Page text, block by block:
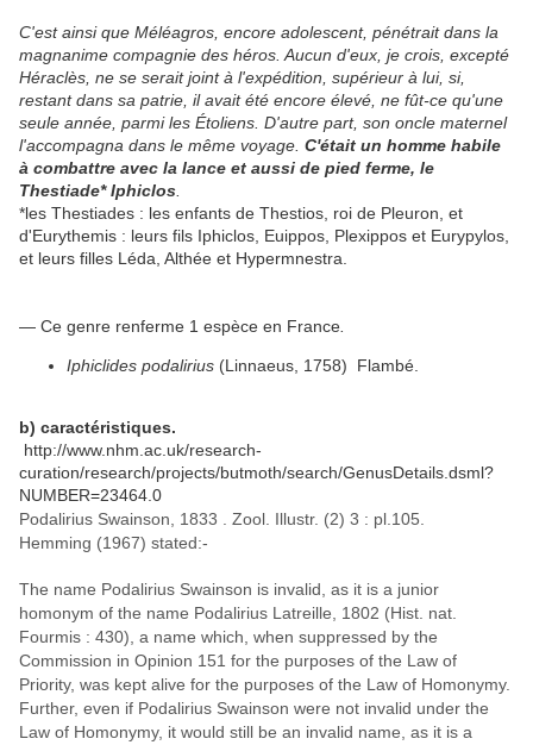
C'est ainsi que Méléagros, encore adolescent, pénétrait dans la
magnanime compagnie des héros. Aucun d'eux, je crois, excepté
Héraclès, ne se serait joint à l'expédition, supérieur à lui, si,
restant dans sa patrie, il avait été encore élevé, ne fût-ce qu'une
seule année, parmi les Étoliens. D'autre part, son oncle maternel
l'accompagna dans le même voyage. C'était un homme habile
à combattre avec la lance et aussi de pied ferme, le
Thestiade* Iphiclos
*les Thestiades : les enfants de Thestios, roi de Pleuron, et
d'Eurythemis : leurs fils Iphiclos, Euippos, Plexippos et Eurypylos,
et leurs filles Léda, Althée et Hypermnestra.
— Ce genre renferme 1 espèce en France
Iphiclides podalirius (Linnaeus, 1758) Flambé.
b) caractéristiques.
http://www.nhm.ac.uk/research-
curation/research/projects/butmoth/search/GenusDetails.dsml?
NUMBER=23464.0
Podalirius Swainson, 1833 . Zool. Illustr. (2) 3 : pl.105.
Hemming (1967) stated:-
The name Podalirius Swainson is invalid, as it is a junior
homonym of the name Podalirius Latreille, 1802 (Hist. nat.
Fourmis : 430), a name which, when suppressed by the
Commission in Opinion 151 for the purposes of the Law of
Priority, was kept alive for the purposes of the Law of Homonymy.
Further, even if Podalirius Swainson were not invalid under the
Law of Homonymy, it would still be an invalid name, as it is a